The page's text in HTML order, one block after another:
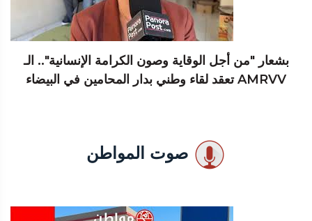
بشعار "من أجل الوقاية وصون الكرامة الإنسانية".. الـ
AMRVV تعقد لقاء وطني بدار المحامين في البيضاء
صوت المواطن